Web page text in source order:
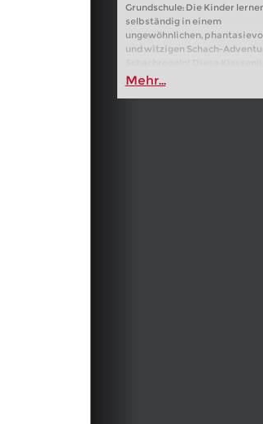
Grundschule: Die Kinder
selbständig in einem
ungewöhnlichen,
und witzigen Schach-
enthält 30 Spielerpässe mit
Mehr...